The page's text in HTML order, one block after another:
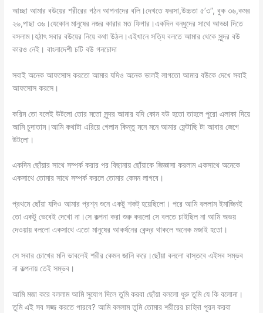
আচ্ছা আমার বউয়ের শরীরের গঠন আপনাদের বলি।দেখতে ফরসা,উচ্চতা ৫’৩”, বুক ৩৬,কমর
২৬,পাছা ৩৬।যেকোন মানুষের নজর কারার মত ফিগার।একদিন বন্ধুদের সাথে আড্ডা দিতে
বসলাম।হঠাৎ সবার বউয়ের নিয়ে কথা উঠল।এইখানে সত্যি বলতে আমার থেকে সুন্দর বউ
কারও নেই। বাংলাদেশী চটি বউ গনচোদা
সবাই অনেক আফসোস করতো আমার যদিও অনেক ভালই লাগতো আমার বউকে দেখে সবাই
আফসোস করসে।
করিম তো বলেই উটলো তোর মতো সুন্দর আমার যদি কোন বউ হতো তাহলে পুরো এলাকা দিয়ে
আমি চুদাতাম।আমি কথাটা এরিয়ে গেলাম কিন্তু মনে মনে আমার ফেন্টাছি টা আবার জেগে
উটলো।
একদিন ছোঁয়ার সাথে সম্পর্ক করার পর বিছানায় ছোঁয়াকে জিজ্ঞাসা করলাম একসাথে অনেকে
একসাথে তোমার সাথে সম্পর্ক করলে তোমার কেমন লাগবে।
প্রথমে ছোঁয়া যদিও আমার প্রশ্ন শুনে একটু শকট্ হয়েছিলো। পরে আমি বললাম ইমাজিনই
তো একটু ভেবেই দেখো না।সে কল্পনা করা শুরু করলো সে বলতে চাইছিল না আমি অভয়
দেওয়ায় বললো একসাথে এতো মানুষের আকর্ষনের কেন্দ্র থাকলে অনেক মজাই হতো।
সে সবার চোখের মনি ভাবলেই শরীর কেমন জানি করে।ছোঁয়া বললো বাস্তবে এইসব সম্ভব
না কল্পনায় তেই সম্ভব।
আমি মজা করে বললাম আমি সুযোগ দিলে তুমি করবা ছোঁয়া বললো ধুরু তুমি যে কি বলোনা।
তুমি এই সব সজ্জ করতে পারবে? আমি বললাম তুমি তোমার শরীরের চাহিদা পূরন করবা